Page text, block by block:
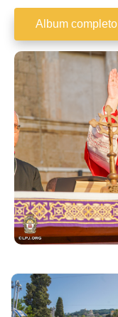
Album completo